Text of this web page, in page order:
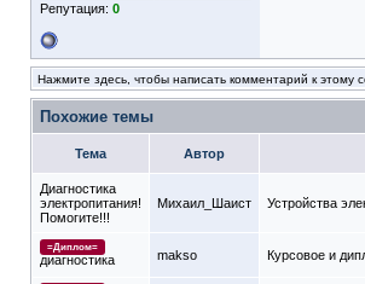
Репутация: 0
Нажмите здесь, чтобы написать комментарий к этому
Похожие темы
Тема Автор
Диагностика
электропитания!
Помогите!!!
Михаил_Шаист Устройства
=Диплом=
диагностика makso Курсовое и